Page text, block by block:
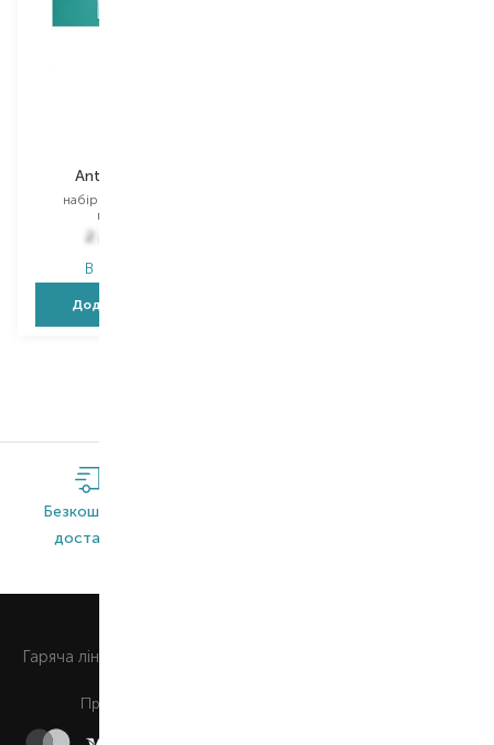
Anti-Hair Loss
набір для догляду за
волоссям
В наявності
Додати в кошик
Безкоштовна
доставка*
Гаряча лiнiя
Приймаємо до сплати